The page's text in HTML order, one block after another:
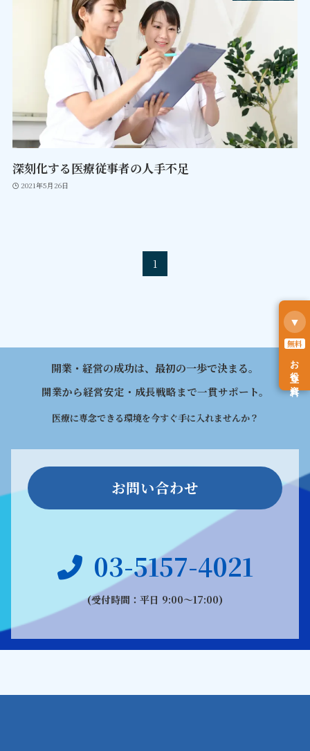
深刻化する医療従事者の人手不足
2021年5月26日
1
開業・経営の成功は、最初の一歩で決まる。
開業から経営安定・成長戦略まで一貫サポート。
医療に専念できる環境を今すぐ手に入れませんか？
お問い合わせ
03-5157-4021
(受付時間：平日 9:00〜17:00)
▼
無料
お役立ち資料